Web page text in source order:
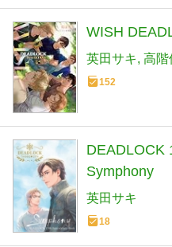
WISH
英田サキ 高階
152
DEADLOCK
Symphony
英田サキ
18